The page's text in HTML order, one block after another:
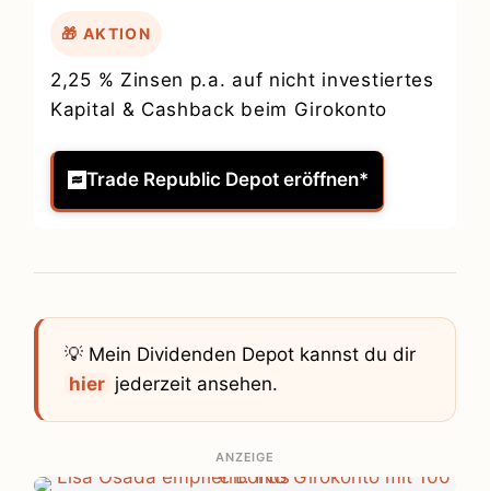
🎁 AKTION
2,25 % Zinsen p.a. auf nicht investiertes
Kapital & Cashback beim Girokonto
Trade Republic Depot eröffnen*
💡 Mein Dividenden Depot kannst du dir
hier jederzeit ansehen.
ANZEIGE